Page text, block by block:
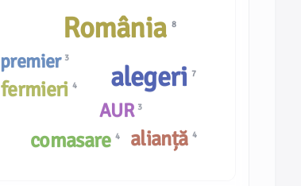
premier 3
fermieri4
alianță 4
AUR 3
alegeri7
România 8
comasare4